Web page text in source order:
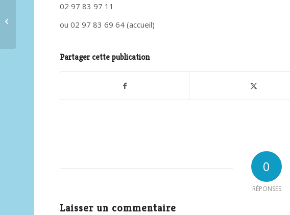
02 97 83 97 11
ou 02 97 83 69 64 (accueil)
Partager cette publication
0
RÉPONSES
Laisser un commentaire